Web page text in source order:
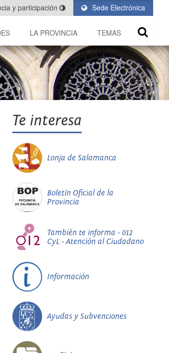
Sede Electrónica
y participación
LA PROVINCIA TEMAS
Te interesa
Lonja de Salamanca
Boletín Oficial de la
Provincia
También te informa - 012
CyL - Atención al Ciudadano
Información
Ayudas y Subvenciones